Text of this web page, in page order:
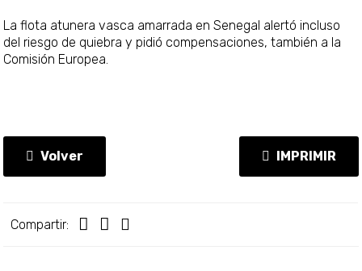
La flota atunera vasca amarrada en Senegal alertó incluso
del riesgo de quiebra y pidió compensaciones, también a la
Comisión Europea.
Volver IMPRIMIR
Compartir: